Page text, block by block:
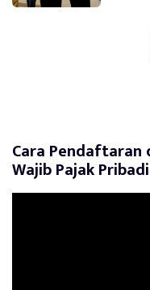
Cara Pendaftaran
Wajib Pajak Pribadi